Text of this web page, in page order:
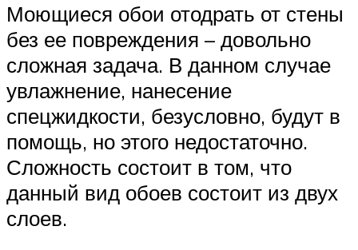
Моющиеся обои отодрать от стены
без ее повреждения – довольно
сложная задача. В данном случае
увлажнение, нанесение
спецжидкости, безусловно, будут в
помощь, но этого недостаточно.
Сложность состоит в том, что
данный вид обоев состоит из двух
слоев.